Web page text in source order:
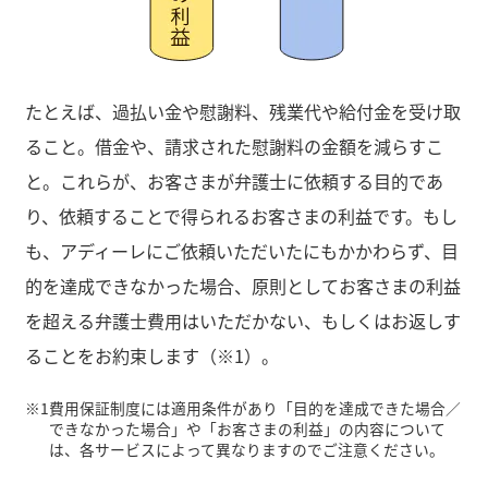
たとえば、過払い金や慰謝料、残業代や給付金を受け取
ること。借金や、請求された慰謝料の金額を減らすこ
と。これらが、お客さまが弁護士に依頼する目的であ
り、依頼することで得られるお客さまの利益です。もし
も、アディーレにご依頼いただいたにもかかわらず、目
的を達成できなかった場合、原則としてお客さまの利益
を超える弁護士費用はいただかない、もしくはお返しす
ることをお約束します（※1）。
※1 費用保証制度には適用条件があり「目的を達成できた場合／
できなかった場合」や「お客さまの利益」の内容について
は、各サービスによって異なりますのでご注意ください。